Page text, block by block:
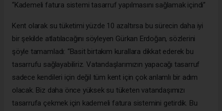
“Kademeli fatura sistemi tasarruf yapılmasını sağlamak içindi”
Kent olarak su tüketimi yüzde 10 azaltırsa bu sürecin daha iyi
bir şekilde atlatılacağını söyleyen Gürkan Erdoğan, sözlerini
şöyle tamamladı: “Basit birtakım kurallara dikkat ederek bu
tasarrufu sağlayabiliriz. Vatandaşlarımızın yapacağı tasarruf
sadece kendileri için değil tüm kent için çok anlamlı bir adım
olacak. Biz daha önce yüksek su tüketen vatandaşımızı
tasarrufa çekmek için kademeli fatura sistemini getirdik. Bu